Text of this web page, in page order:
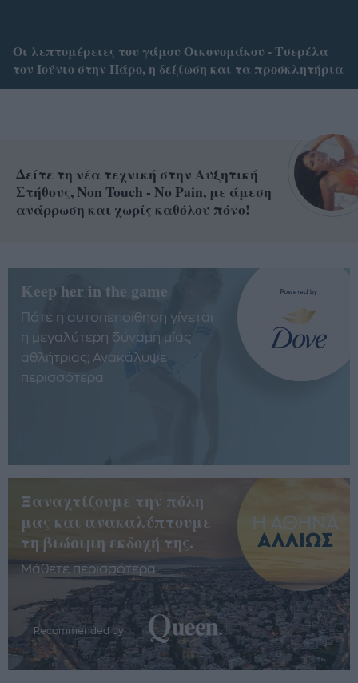
Οι λεπτομέρειες του γάμου Οικονομάκου - Τσερέλα
τον Ιούνιο στην Πάρο, η δεξίωση και τα προσκλητήρια
Δείτε τη νέα τεχνική στην Αυξητική
Στήθους, Non Touch - No Pain, με άμεση
ανάρρωση και χωρίς καθόλου πόνο!
Keep her in the game
Πότε η αυτοπεποίθηση γίνεται
η μεγαλύτερη δύναμη μίας
αθλήτριας; Ανακάλυψε
περισσότερα
Ξαναχτίζουμε την πόλη
μας και ανακαλύπτουμε
τη βιώσιμη εκδοχή της.
Μάθετε περισσότερα
Recommended by